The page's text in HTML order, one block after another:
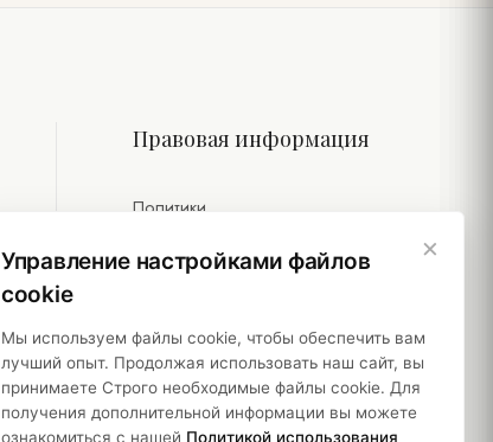
Правовая информация
Политики
Устойчивость
×
Управление настройками файлов
cookie
Мы используем файлы cookie, чтобы обеспечить вам
лучший опыт. Продолжая использовать наш сайт, вы
принимаете Строго необходимые файлы cookie. Для
получения дополнительной информации вы можете
ознакомиться с нашей Политикой использования